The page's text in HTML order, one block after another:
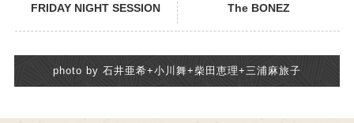
FRIDAY NIGHT SESSION The BONEZ
photo by 石井亜希+小川舞+柴田恵理+三浦麻旅子